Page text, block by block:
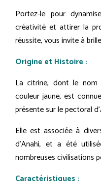
Portez-le pour
créativité et attirer la
réussite, vous invite à
Origine et Histoire :
La citrine, dont le
couleur jaune, est
présente sur le pectoral
Elle est associée à
d'Anahi, et a été
nombreuses civilisations